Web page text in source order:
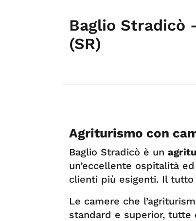
Baglio Stradicò
(SR)
Agriturismo con
Baglio Stradicò è un
un’eccellente ospitalità
clienti più esigenti. Il tutto
Le camere che
standard e superior,